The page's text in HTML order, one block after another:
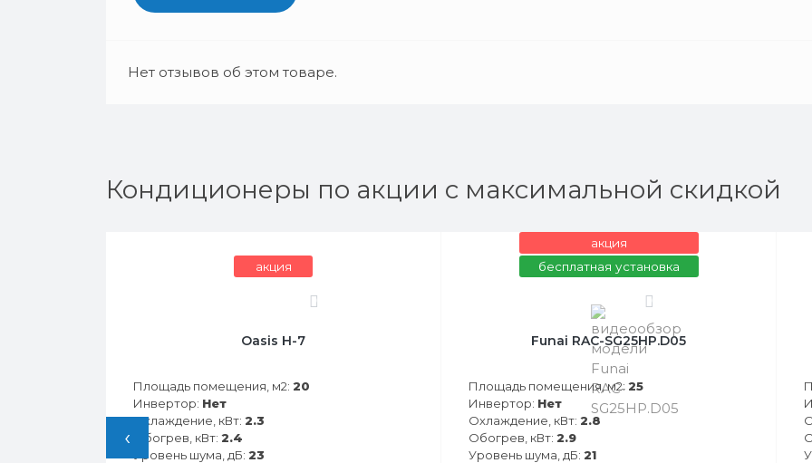
Нет отзывов об этом товаре.
Кондиционеры по акции с максимальной скидкой
‹
акция
0
Oasis H-7
Площадь помещения, м2: 20
Инвертор: Нет
Охлаждение, кВт: 2.3
Обогрев, кВт: 2.4
Уровень шума, дБ: 23
акция
бесплатная установка
0
Funai RAC-SG25HP.D05
Площадь помещения, м2:25
Инвертор: Нет
Охлаждение, кВт: 2.8
Обогрев, кВт: 2.9
Уровень шума, дБ: 21